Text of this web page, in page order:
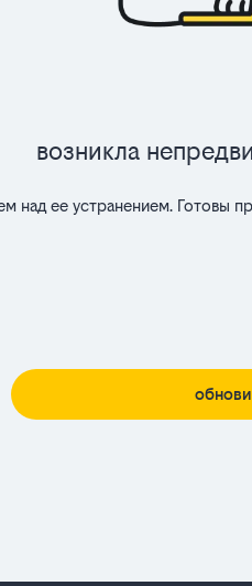
Возникла
над ее устранением. Готовы